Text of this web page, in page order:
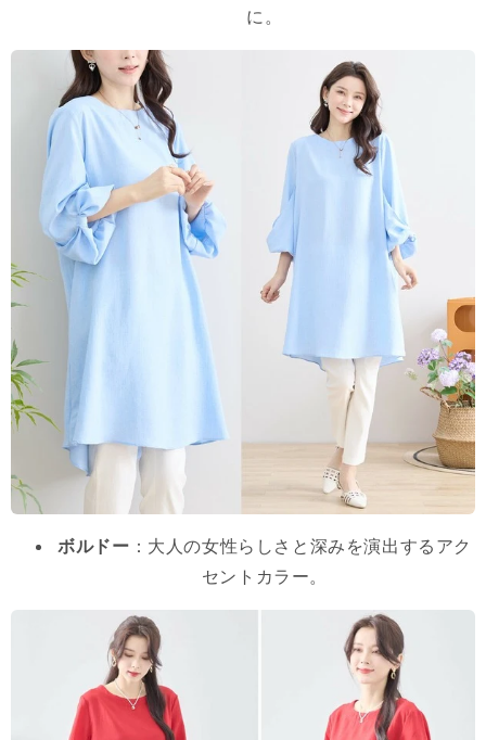
に。
ボルドー ：大人の女性らしさと深みを演出するアク
セントカラー。